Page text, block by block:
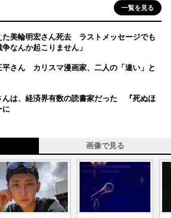
一覧を見る
た美輪明宏さん死去 ラストメッセージでも
なんか起こりません」
平さん カリスマ漫画家、二人の「違い」と
んは、経済界有数の読書家だった 『死ぬほ
に
画像で見る